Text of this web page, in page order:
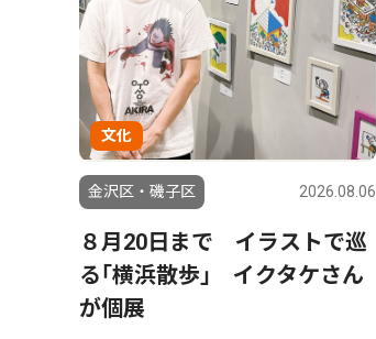
文化
金沢区・磯子区 2026.08.06
８月20日まで イラストで巡
る｢横浜散歩｣ イクタケさん
が個展